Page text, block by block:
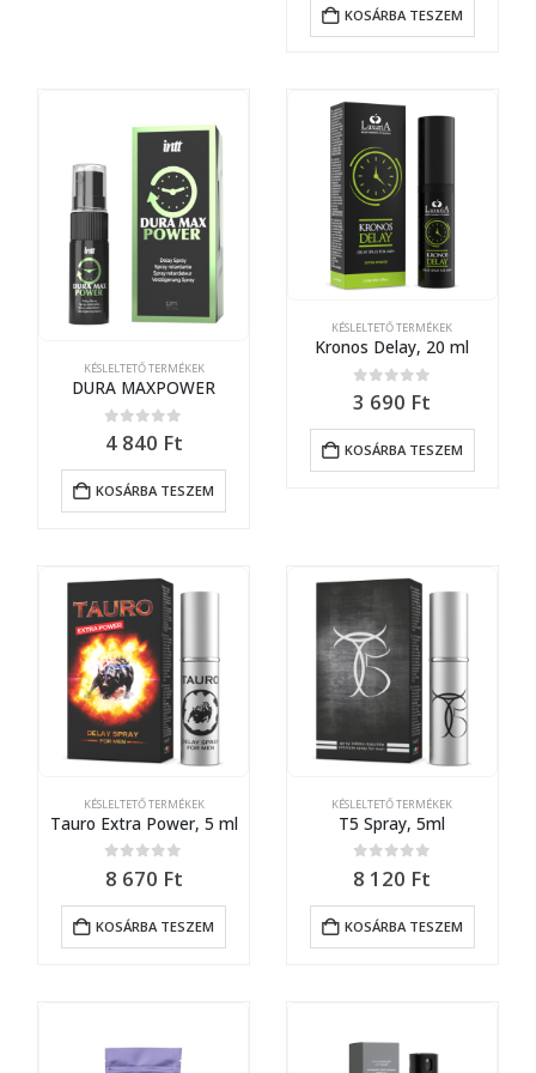
KOSÁRBA TESZEM
KÉSLELTETŐ TERMÉKEK
DURA MAXPOWER
0 out of 5
4 840 Ft
KOSÁRBA TESZEM
KÉSLELTETŐ TERMÉKEK
Kronos Delay, 20 ml
0 out of 5
3 690 Ft
KOSÁRBA TESZEM
KÉSLELTETŐ TERMÉKEK
Tauro Extra Power, 5 ml
0 out of 5
8 670 Ft
KOSÁRBA TESZEM
KÉSLELTETŐ TERMÉKEK
T5 Spray, 5ml
0 out of 5
8 120 Ft
KOSÁRBA TESZEM